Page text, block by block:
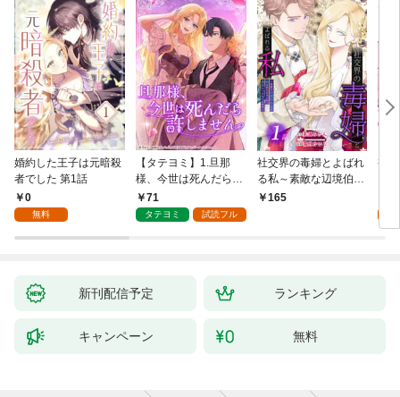
婚約した王子は元暗殺
者でした 第1話
0
無料
【タテヨミ】1.旦那
様、今世は死んだら許
しません
71
タテヨミ 試読フル
社交界の毒婦とよばれ
る私～素敵な辺境伯令
息に腕を折られたの
165
視
新刊配信予定 ランキング
キャンペーン 無料